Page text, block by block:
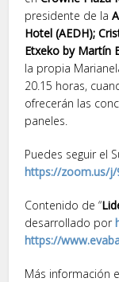
presidente de la
Hotel (AEDH);
Etxeko by Martín
la propia
20.15 horas,
ofrecerán las
paneles.
Puedes seguir el
https://zoom.us/j/
Contenido de “
desarrollado por
https://
Más información